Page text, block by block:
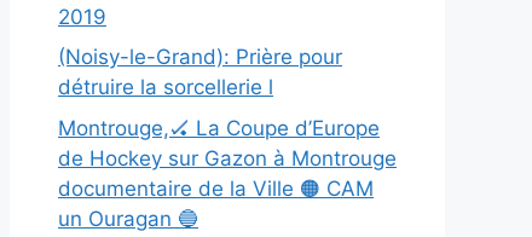
2019
(Noisy-le-Grand): Prière pour
détruire la sorcellerie l
Montrouge,🏑 La Coupe d’Europe
de Hockey sur Gazon à Montrouge
documentaire de la Ville 🟠 CAM
un Ouragan 🔵